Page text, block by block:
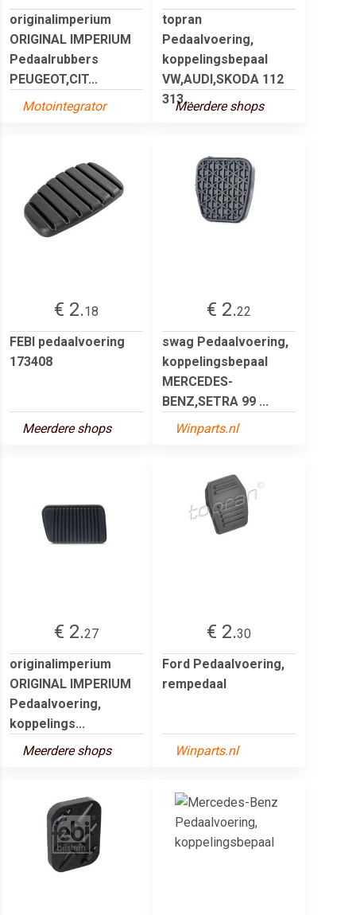
originalimperium
ORIGINAL IMPERIUM
Pedaalrubbers
PEUGEOT,CIT...
Motointegrator
topran
Pedaalvoering,
koppelingsbepaal
VW,AUDI,SKODA 112
313...Meerdere shops
€ 2.18
FEBI pedaalvoering
173408
Meerdere shops
€ 2.22
swag Pedaalvoering,
koppelingsbepaal
MERCEDES-
BENZ,SETRA 99 ...
Winparts.nl
€ 2.27
originalimperium
ORIGINAL IMPERIUM
Pedaalvoering,
koppelings...
Meerdere shops
€ 2.30
Ford Pedaalvoering,
rempedaal
Winparts.nl